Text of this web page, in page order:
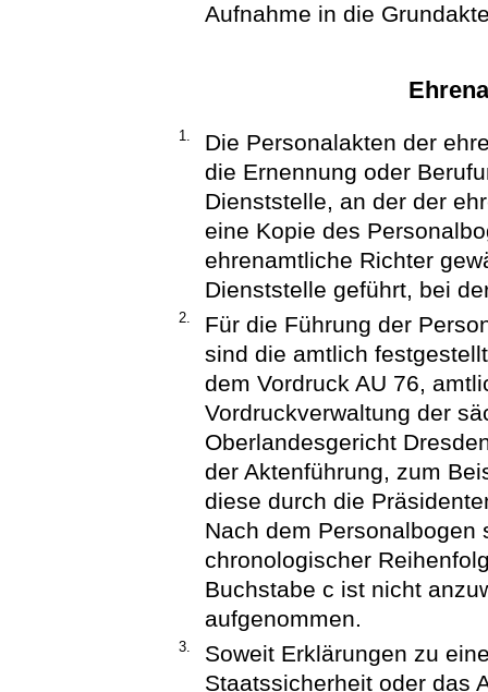
Aufnahme in die
1.
Die Personalakten der
die Ernennung oder
Dienststelle, an der der
eine Kopie des
ehrenamtliche Richter
Dienststelle geführt, bei
2.
Für die Führung der
sind die amtlich
dem Vordruck AU 76,
Vordruckverwaltung der
Oberlandesgericht
der Aktenführung, zum
diese durch die
Nach dem Personalbogen
chronologischer
Buchstabe c ist nicht
aufgenommen.
3.
Soweit Erklärungen zu
Staatssicherheit oder das